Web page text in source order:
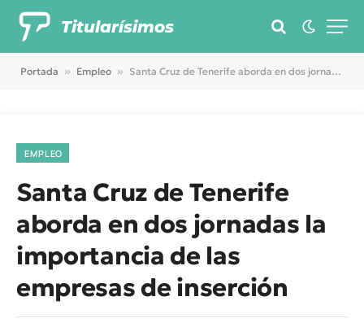
Titularísimos
Portada » Empleo » Santa Cruz de Tenerife aborda en dos jornadas la importancia de las empresas de inserción
EMPLEO
Santa Cruz de Tenerife
aborda en dos jornadas la
importancia de las
empresas de inserción